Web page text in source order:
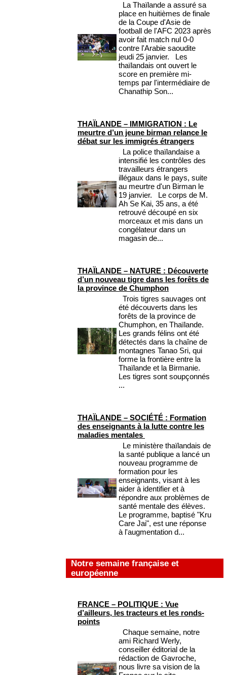
La Thaïlande a assuré sa
place en huitièmes de finale
de la Coupe d'Asie de
football de l'AFC 2023 après
avoir fait match nul 0-0
contre l'Arabie saoudite
jeudi 25 janvier. Les
thaïlandais ont ouvert le
score en première mi-
temps par l'intermédiaire de
Chanathip Son...
THAÏLANDE – IMMIGRATION : Le
meurtre d’un jeune birman relance le
débat sur les immigrés étrangers
La police thaïlandaise a
intensifié les contrôles des
travailleurs étrangers
illégaux dans le pays, suite
au meurtre d'un Birman le
19 janvier. Le corps de M.
Ah Se Kai, 35 ans, a été
retrouvé découpé en six
morceaux et mis dans un
congélateur dans un
magasin de...
THAÏLANDE – NATURE : Découverte
d’un nouveau tigre dans les forêts de
la province de Chumphon
Trois tigres sauvages ont
été découverts dans les
forêts de la province de
Chumphon, en Thaïlande.
Les grands félins ont été
détectés dans la chaîne de
montagnes Tanao Sri, qui
forme la frontière entre la
Thaïlande et la Birmanie.
Les tigres sont soupçonnés
...
THAÏLANDE – SOCIÉTÉ : Formation
des enseignants à la lutte contre les
maladies mentales
Le ministère thaïlandais de
la santé publique a lancé un
nouveau programme de
formation pour les
enseignants, visant à les
aider à identifier et à
répondre aux problèmes de
santé mentale des élèves.
Le programme, baptisé "Kru
Care Jai", est une réponse
à l'augmentation d...
Notre semaine française et
européenne
FRANCE – POLITIQUE : Vue
d’ailleurs, les tracteurs et les ronds-
points
Chaque semaine, notre
ami Richard Werly,
conseiller éditorial de la
rédaction de Gavroche,
nous livre sa vision de la